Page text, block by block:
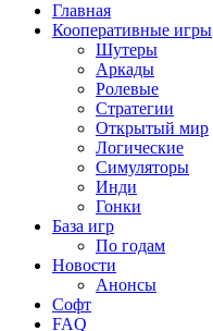
Главная
Кооперативные игры
Шутеры
Аркады
Ролевые
Стратегии
Открытый мир
Логические
Симуляторы
Инди
Гонки
База игр
По годам
Новости
Анонсы
Софт
FAQ